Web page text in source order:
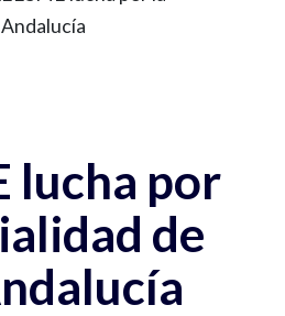
lucha por
de